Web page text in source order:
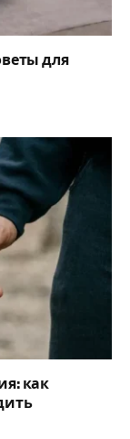
для
как